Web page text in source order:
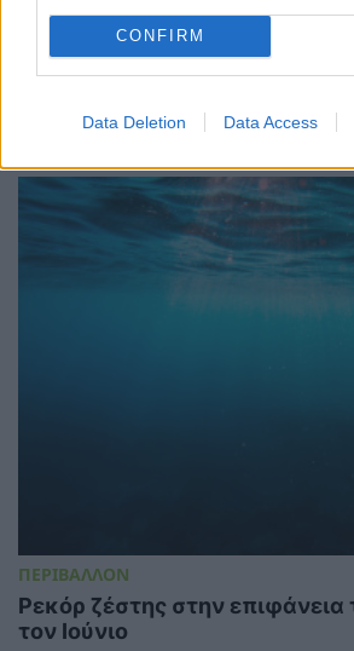
CONFIRM
Data Deletion Data Access
ΚΟΣΜΟΣ
Γιατί τα κλιματιστικά
πολυτελείας στην Ευρώπη
ΠΕΡΙΒΑΛΛΟΝ
Ρεκόρ ζέστης στην
τον Ιούνιο